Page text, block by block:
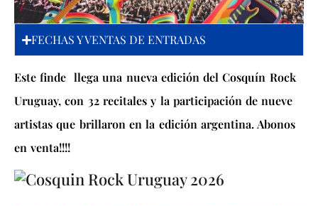
FECHAS Y VENTAS DE ENTRADAS
Este finde llega una nueva edición del Cosquín Rock
Uruguay, con 32 recitales y la participación de nueve
artistas que brillaron en la edición argentina. Abonos
en venta!!!!